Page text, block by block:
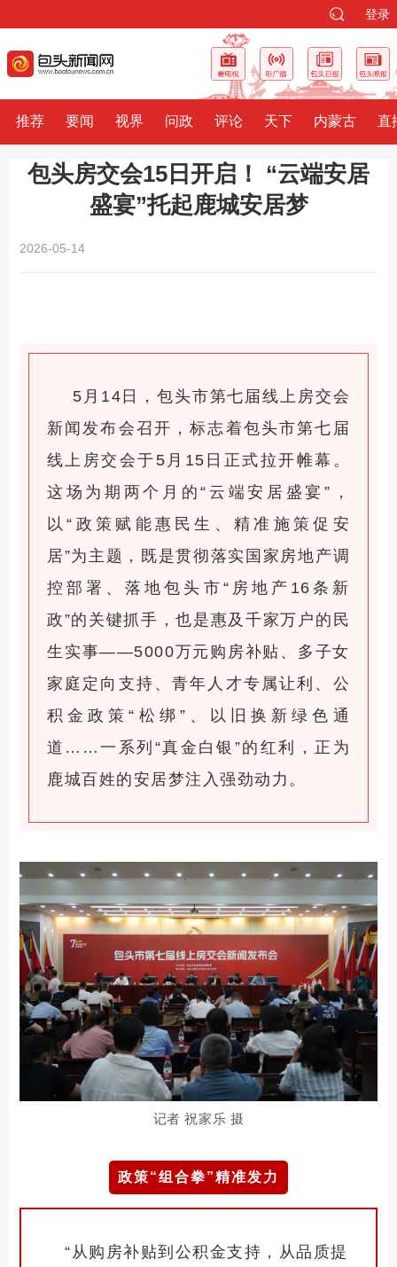
登录
推荐 要闻 视界 问政 评论 天下 内蒙古 直
包头房交会15日开启！ “云端安居
盛宴”托起鹿城安居梦
2026-05-14
5月14日，包头市第七届线上房交会
新闻发布会召开，标志着包头市第七届
线上房交会于5月15日正式拉开帷幕。
这场为期两个月的“云端安居盛宴”，
以“政策赋能惠民生、精准施策促安
居”为主题，既是贯彻落实国家房地产调
控部署、落地包头市“房地产16条新
政”的关键抓手，也是惠及千家万户的民
生实事——5000万元购房补贴、多子女
家庭定向支持、青年人才专属让利、公
积金政策“松绑”、以旧换新绿色通
道……一系列“真金白银”的红利，正为
鹿城百姓的安居梦注入强劲动力。
记者 祝家乐 摄
政策“组合拳”精准发力
“从购房补贴到公积金支持，从品质提